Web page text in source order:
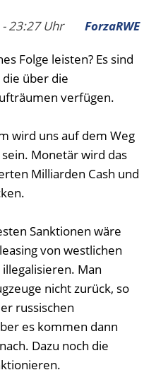
23:27 Uhr ForzaRWE
Folge leisten? Es sind
über die
verfügen.
wird uns auf dem Weg
Monetär wird das
Milliarden Cash und
Sanktionen wäre
von westlichen
Man
nicht zurück, so
russischen
es kommen dann
Dazu noch die